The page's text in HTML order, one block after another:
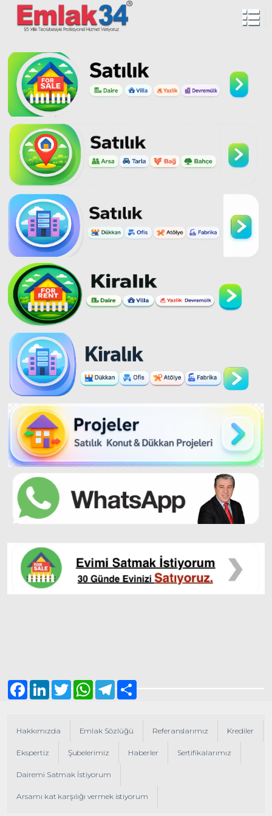
Hakkımızda Emlak Sözlüğü Referanslarımız Krediler
Ekspertiz Şubelerimiz Haberler Sertifikalarımız
Dairemi Satmak İstiyorum
Arsamı kat karşılığı vermek istiyorum
FacebookLinkedInTwitter WhatsAppTelegram